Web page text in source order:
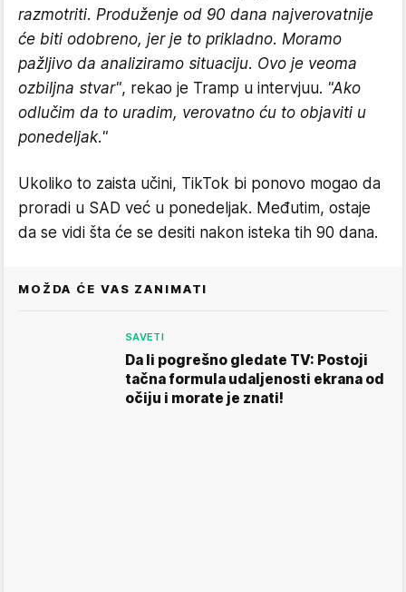
razmotriti. Produženje od 90 dana najverovatnije
će biti odobreno, jer je to prikladno. Moramo
pažljivo da analiziramo situaciju. Ovo je veoma
ozbiljna stvar", rekao je Tramp u intervjuu. "Ako
odlučim da to uradim, verovatno ću to objaviti u
ponedeljak."
Ukoliko to zaista učini, TikTok bi ponovo mogao da
proradi u SAD već u ponedeljak. Međutim, ostaje
da se vidi šta će se desiti nakon isteka tih 90 dana.
MOŽDA ĆE VAS ZANIMATI
SAVETI
Da li pogrešno gledate TV: Postoji
tačna formula udaljenosti ekrana od
očiju i morate je znati!